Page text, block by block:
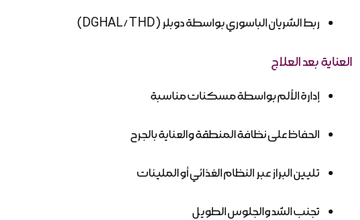
ربط الشريان الباسوري بواسطة دوبلر (DGHAL/THD)
العناية بعد العلاج
إدارة الألم بواسطة مسكنات مناسبة
الحفاظ على نظافة المنطقة والعناية بالجرح
تليين البراز عبر النظام الغذائي أو الملينات
تجنب الشد والجلوس الطويل